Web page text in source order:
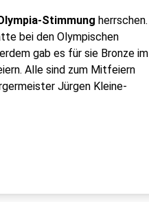
Stimmung herrschen.
bei den Olympischen
gab es für sie Bronze im
Alle sind zum Mitfeiern
Jürgen Kleine-